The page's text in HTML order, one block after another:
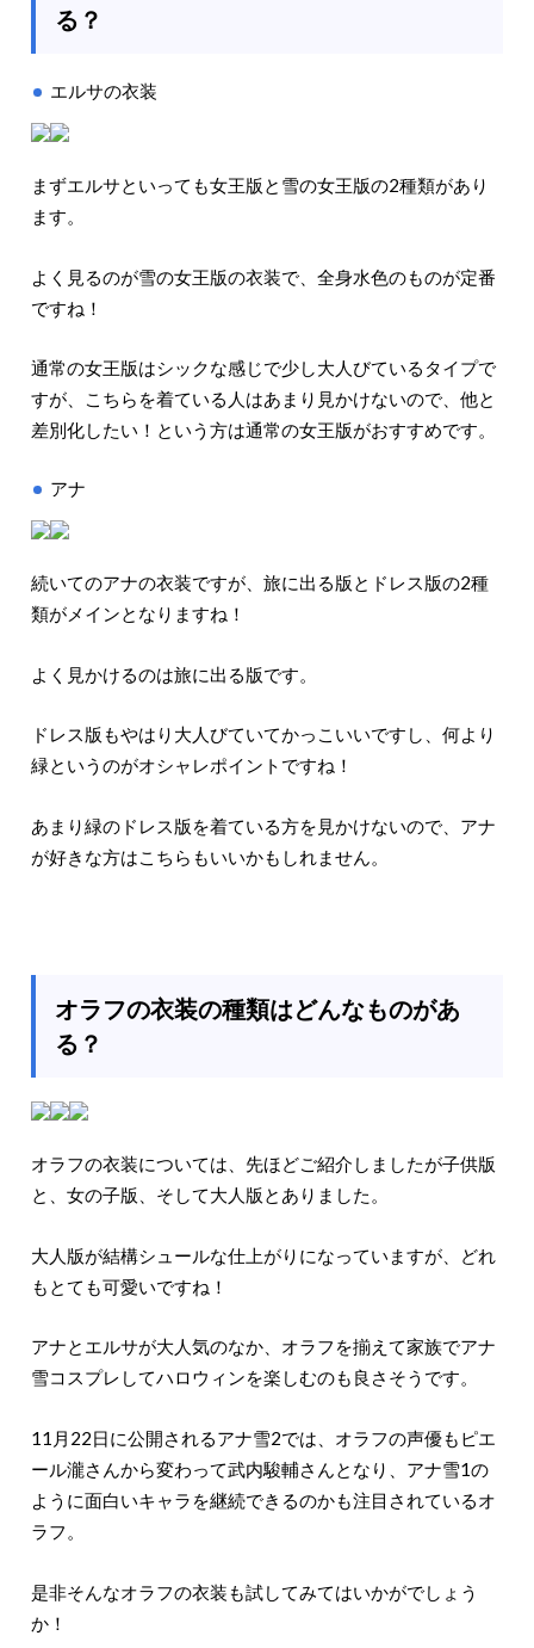
る？
エルサの衣装
まずエルサといっても女王版と雪の女王版の2種類があり
ます。
よく見るのが雪の女王版の衣装で、全身水色のものが定番
ですね！
通常の女王版はシックな感じで少し大人びているタイプで
すが、こちらを着ている人はあまり見かけないので、他と
差別化したい！という方は通常の女王版がおすすめです。
アナ
続いてのアナの衣装ですが、旅に出る版とドレス版の2種
類がメインとなりますね！
よく見かけるのは旅に出る版です。
ドレス版もやはり大人びていてかっこいいですし、何より
緑というのがオシャレポイントですね！
あまり緑のドレス版を着ている方を見かけないので、アナ
が好きな方はこちらもいいかもしれません。
オラフの衣装の種類はどんなものがあ
る？
オラフの衣装については、先ほどご紹介しましたが子供版
と、女の子版、そして大人版とありました。
大人版が結構シュールな仕上がりになっていますが、どれ
もとても可愛いですね！
アナとエルサが大人気のなか、オラフを揃えて家族でアナ
雪コスプレしてハロウィンを楽しむのも良さそうです。
11月22日に公開されるアナ雪2では、オラフの声優もピエ
ール瀧さんから変わって武内駿輔さんとなり、アナ雪1の
ように面白いキャラを継続できるのかも注目されているオ
ラフ。
是非そんなオラフの衣装も試してみてはいかがでしょう
か！